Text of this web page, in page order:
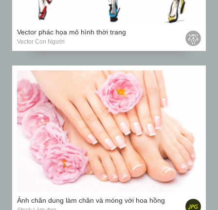
Vector phác họa mô hình thời trang
Vector Con Người
Ảnh chân dung làm chân và móng với hoa hồng